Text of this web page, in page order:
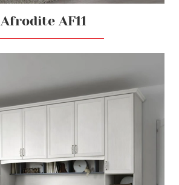
Afrodite AF11